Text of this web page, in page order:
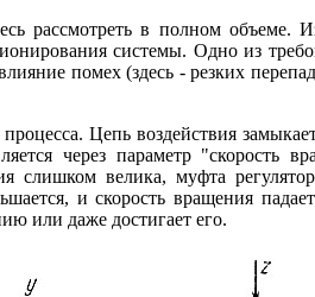
рассмотреть в полном объеме.
системы. Одно из
помех (здесь - резких
Цепь воздействия
через параметр "скорость
слишком велика, муфта
и скорость вращения
или даже достигает его.